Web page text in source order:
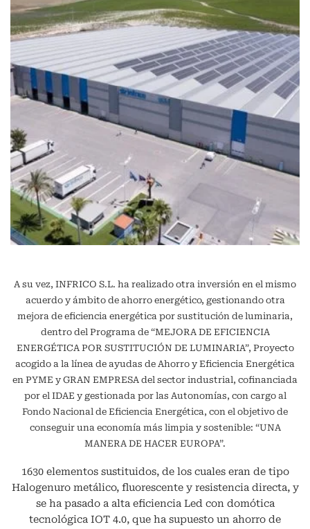
A su vez, INFRICO S.L. ha realizado otra inversión en el mismo
acuerdo y ámbito de ahorro energético, gestionando otra
mejora de eficiencia energética por sustitución de luminaria,
dentro del Programa de “MEJORA DE EFICIENCIA
ENERGÉTICA POR SUSTITUCIÓN DE LUMINARIA”, Proyecto
acogido a la línea de ayudas de Ahorro y Eficiencia Energética
en PYME y GRAN EMPRESA del sector industrial, cofinanciada
por el IDAE y gestionada por las Autonomías, con cargo al
Fondo Nacional de Eficiencia Energética, con el objetivo de
conseguir una economía más limpia y sostenible: “UNA
MANERA DE HACER EUROPA”.
1630 elementos sustituidos, de los cuales eran de tipo
Halogenuro metálico, fluorescente y resistencia directa, y
se ha pasado a alta eficiencia Led con domótica
tecnológica IOT 4.0, que ha supuesto un ahorro de